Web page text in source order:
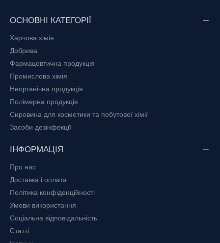
ОСНОВНІ КАТЕГОРІЇ
Харчова хімія
Добрива
Фармацевтична продукція
Промислова хімія
Неорганічна продукція
Полімерна продукція
Сировина для косметики та побутової хімії
Засоби дезінфекції
ІНФОРМАЦІЯ
Про нас
Доставка і оплата
Політика конфіденційності
Умови використання
Соціальна відповідальність
Статті